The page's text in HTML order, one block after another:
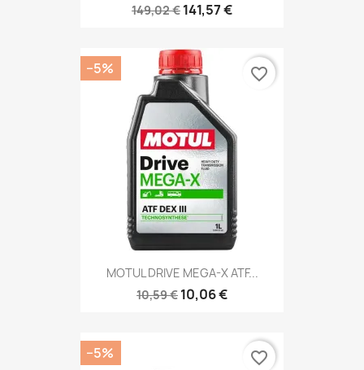
149,02 € 141,57 €
MOTUL DRIVE MEGA-X ATF...
10,59 € 10,06 €
−5% favorite_border
−5% favorite_border